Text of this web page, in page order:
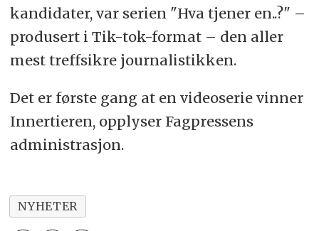
kandidater, var serien "Hva tjener en..?" –
produsert i Tik-tok-format – den aller
mest treffsikre journalistikken.
Det er første gang at en videoserie vinner
Innertieren, opplyser Fagpressens
administrasjon.
NYHETER